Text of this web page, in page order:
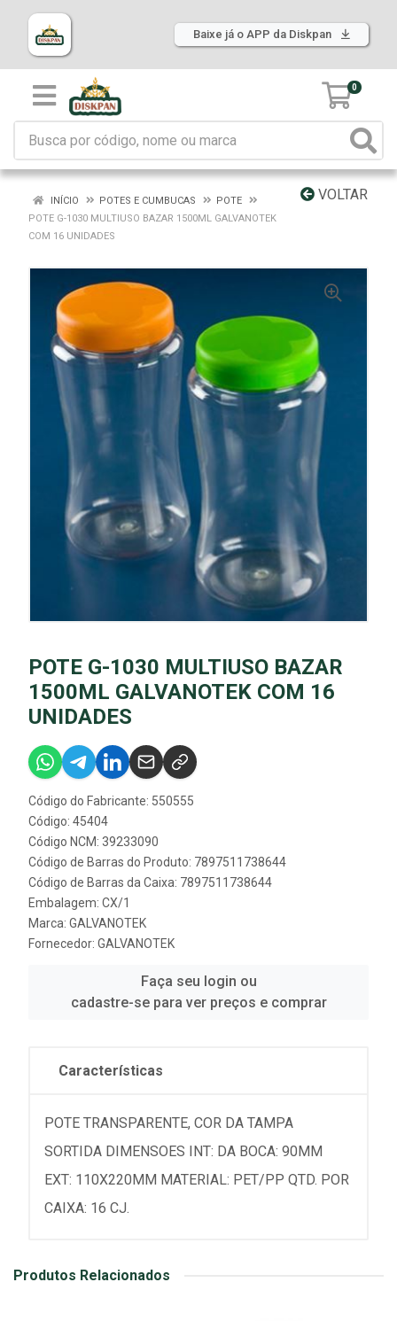
Baixe já o APP da Diskpan
0
VOLTAR
INÍCIO POTES E CUMBUCAS
POTE
POTE G-1030 MULTIUSO BAZAR 1500ML GALVANOTEK
COM 16 UNIDADES
POTE G-1030 MULTIUSO BAZAR
1500ML GALVANOTEK COM 16
UNIDADES
Código do Fabricante: 550555
Código: 45404
Código NCM: 39233090
Código de Barras do Produto: 7897511738644
Código de Barras da Caixa: 7897511738644
Embalagem: CX/1
Marca: GALVANOTEK
Fornecedor: GALVANOTEK
Faça seu login ou
cadastre-se para ver preços e comprar
Características
POTE TRANSPARENTE, COR DA TAMPA
SORTIDA DIMENSOES INT: DA BOCA: 90MM
EXT: 110X220MM MATERIAL: PET/PP QTD. POR
CAIXA: 16 CJ.
Produtos Relacionados